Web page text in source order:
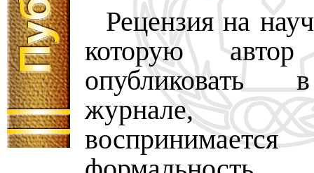
Рецензия на
которую автор
опубликовать
журнале,